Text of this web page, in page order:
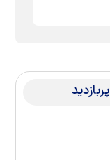
پربازدید